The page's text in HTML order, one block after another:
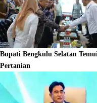
Bupati Bengkulu Selatan
Pertanian